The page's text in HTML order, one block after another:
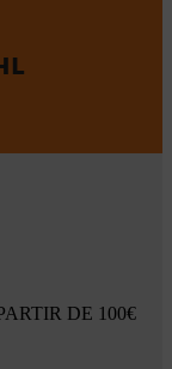
DE 100€